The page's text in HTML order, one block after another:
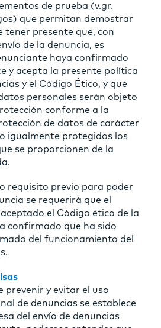
de prueba (v.gr.
que permitan demostrar
tener presente que, con
de la denuncia, es
haya confirmado
y acepta la presente política
y el Código Ético, y que
personales serán objeto
conforme a la
de datos de carácter
igualmente protegidos los
se proporcionen de la
requisito previo para poder
se requerirá que el
el Código ético de la
confirmado que ha sido
del funcionamiento del
prevenir y evitar el uso
de denuncias se establece
del envío de denuncias